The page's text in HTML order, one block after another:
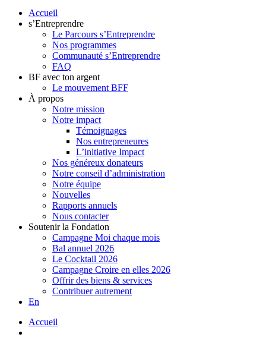
Accueil
s’Entreprendre
Le Parcours s’Entreprendre
Nos programmes
Communauté s’Entreprendre
FAQ
BF avec ton argent
Le mouvement BFF
À propos
Notre mission
Notre impact
Témoignages
Nos entrepreneures
L’initiative Impact
Nos généreux donateurs
Notre conseil d’administration
Notre équipe
Nouvelles
Rapports annuels
Nous contacter
Soutenir la Fondation
Campagne Moi chaque mois
Bal annuel 2026
Le Cocktail 2026
Campagne Croire en elles 2026
Offrir des biens & services
Contribuer autrement
En
Accueil